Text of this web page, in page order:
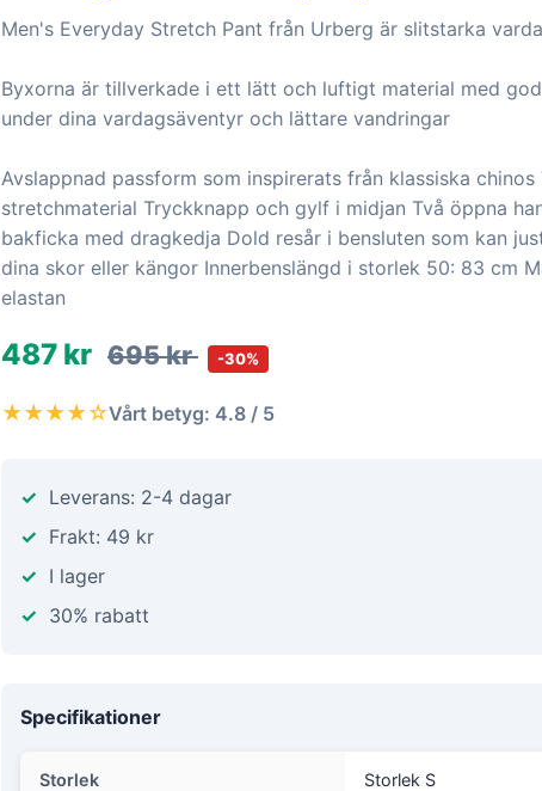
Men's Everyday Stretch Pant från Urberg är slitstarka
Byxorna är tillverkade i ett lätt och luftigt material med
under dina vardagsäventyr och lättare vandringar
Avslappnad passform som inspirerats från klassiska
stretchmaterial Tryckknapp och gylf i midjan Två öppna
bakficka med dragkedja Dold resår i bensluten som kan
dina skor eller kängor Innerbenslängd i storlek 50: 83 cm
elastan
487 kr 695 kr -30%
★★★★☆Vårt betyg: 4.8 / 5
Leverans: 2-4 dagar
Frakt: 49 kr
I lager
30% rabatt
Specifikationer
Storlek Storlek S